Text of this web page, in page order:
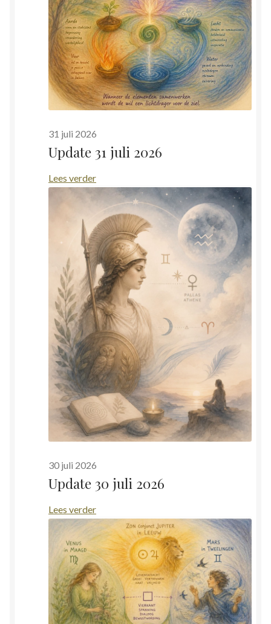
31 juli 2026
Update 31 juli 2026
Lees verder:
Update
31
juli
2026
30 juli 2026
Update 30 juli 2026
Lees verder:
Update
30
juli
2026